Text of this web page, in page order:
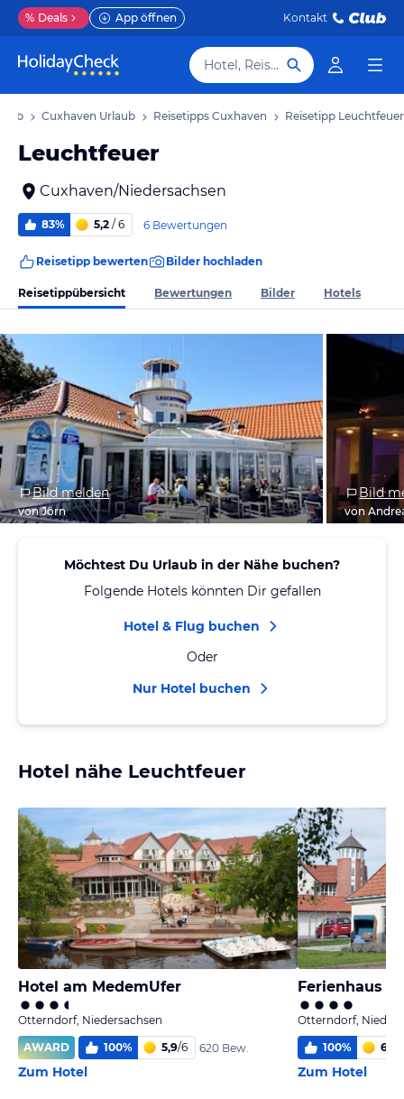
% Deals App öffnen Kontakt
Hotel, Reiseziel
Cuxhaven Urlaub Reisetipps Cuxhaven Reisetipp Leuchtfeuer
Leuchtfeuer
Cuxhaven/Niedersachsen
83% 5,2 / 6 6 Bewertungen
Reisetipp bewerten Bilder hochladen
Reisetippübersicht Bewertungen Bilder Hotels
Bild melden
von Jörn
Bild
von
Möchtest Du Urlaub in der Nähe buchen?
Folgende Hotels könnten Dir gefallen
Hotel & Flug buchen
Oder
Nur Hotel buchen
Hotel nähe Leuchtfeuer
Hotel am MedemUfer
Otterndorf, Niedersachsen
AWARD
100% 5,9/6 620 Bew.
Zum Hotel
Otterndorf,
100% 6,0
Zum Hotel